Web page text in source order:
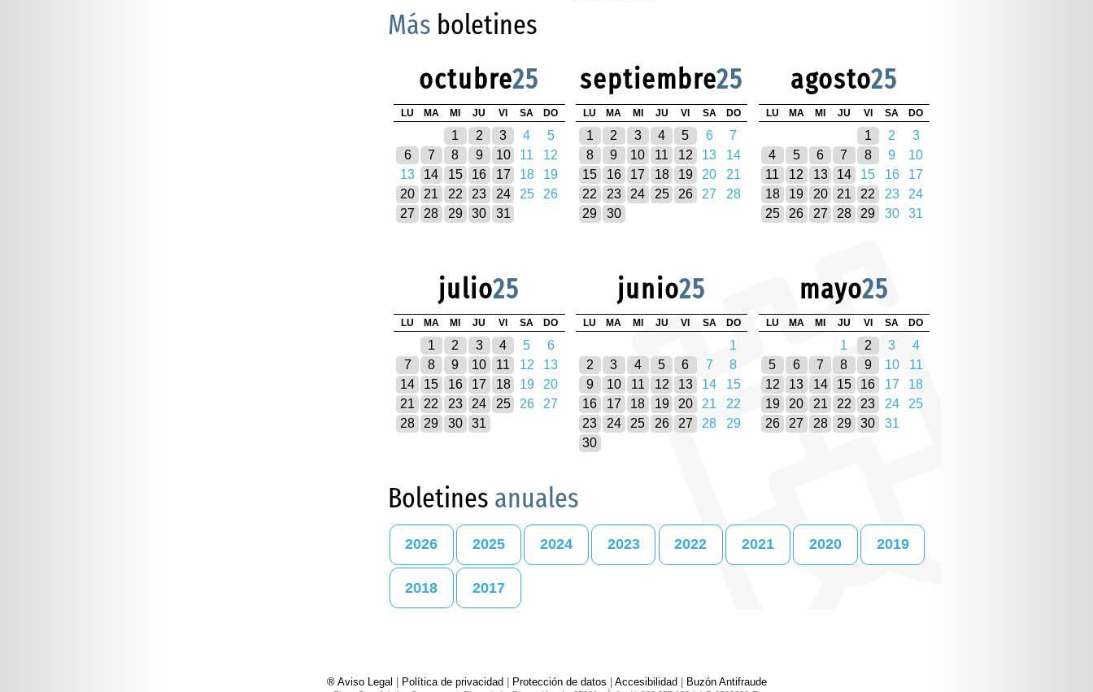
Más boletines
octubre25
LU MA MI JU VI SA DO
1 2 3 4
5
6
7 8 9 10 11
12
13
14 15 16 17 18
19
20
21 22 23 24 25
26
27
28 29 30 31
septiembre25
LU MA MI JU VI SA DO
1 2 3 4 5 6
7
8
9 10 11 12 13
14
15
16 17 18 19 20
21
22
23 24 25 26 27
28
29
30
agosto25
LU MA MI JU VI SA DO
1 2
3
4
5 6 7 8 9
10
11
12 13 14 15 16
17
18
19 20 21 22 23
24
25
26 27 28 29 30 31
julio25
LU MA MI JU VI SA DO
1 2 3 4 5
6
7
8 9 10 11 12
13
14
15 16 17 18 19
20
21
22 23 24 25 26
27
28
29 30 31
junio25
LU MA MI JU VI SA DO
1
2
3 4 5 6 7
8
9
10 11 12 13 14
15
16
17 18 19 20 21
22
23
24 25 26 27 28
29
30
mayo25
LU MA MI JU VI SA DO
1 2 3
4
5
6 7 8 9 10
11
12
13 14 15 16 17
18
19
20 21 22 23 24
25
26
27 28 29 30 31
Boletines anuales
2026 2025 2024 2023 2022 2021 2020 2019
2018 2017
® Aviso Legal | Política de privacidad| Protección de datos | Accesibilidad| Buzón Antifraude